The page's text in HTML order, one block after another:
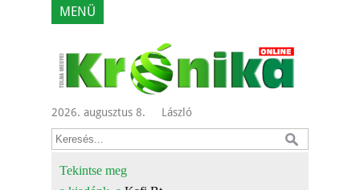
MENÜ
2026. augusztus 8. László
Tekintse meg